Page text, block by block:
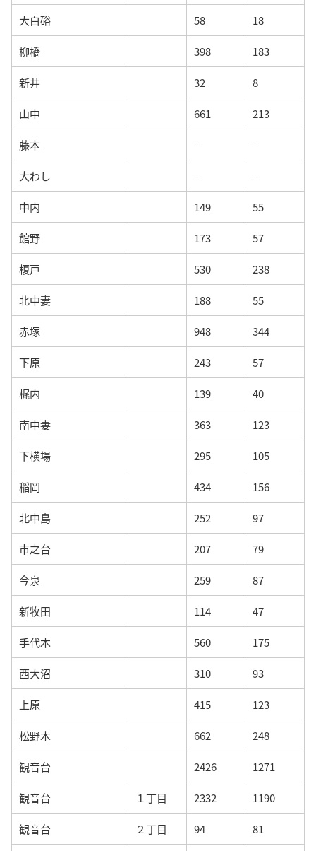
大白硲 58 18
柳橋 398 183
新井 32 8
山中 661 213
藤本 – –
大わし – –
中内 149 55
館野 173 57
榎戸 530 238
北中妻 188 55
赤塚 948 344
下原 243 57
梶内 139 40
南中妻 363 123
下横場 295 105
稲岡 434 156
北中島 252 97
市之台 207 79
今泉 259 87
新牧田 114 47
手代木 560 175
西大沼 310 93
上原 415 123
松野木 662 248
観音台 2426 1271
観音台 １丁目 2332 1190
観音台 ２丁目 94 81